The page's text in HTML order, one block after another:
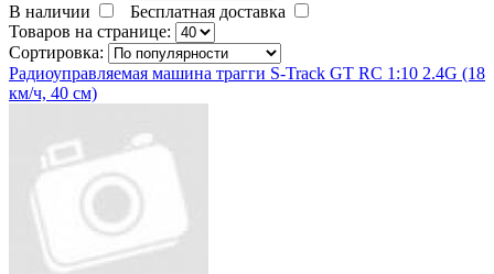
В наличии
Бесплатная доставка
Товаров на странице:
Сортировка:
Радиоуправляемая машина трагги S-Track GT RC 1:10 2.4G (18
км/ч, 40 см)